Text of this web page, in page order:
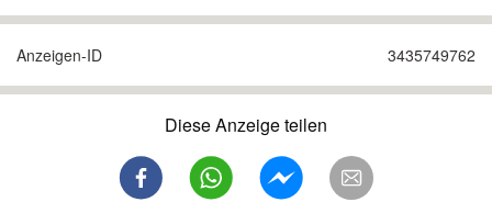
Anzeigen-ID 3435749762
Diese Anzeige teilen